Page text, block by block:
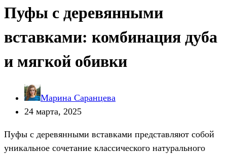
Пуфы с деревянными
вставками: комбинация дуба
и мягкой обивки
Марина Саранцева
24 марта, 2025
Пуфы с деревянными вставками представляют собой
уникальное сочетание классического натурального